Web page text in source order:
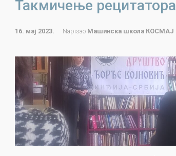
Такмичење рецитатора
16. мај 2023. Napisao Машинска школа КОСМАЈ